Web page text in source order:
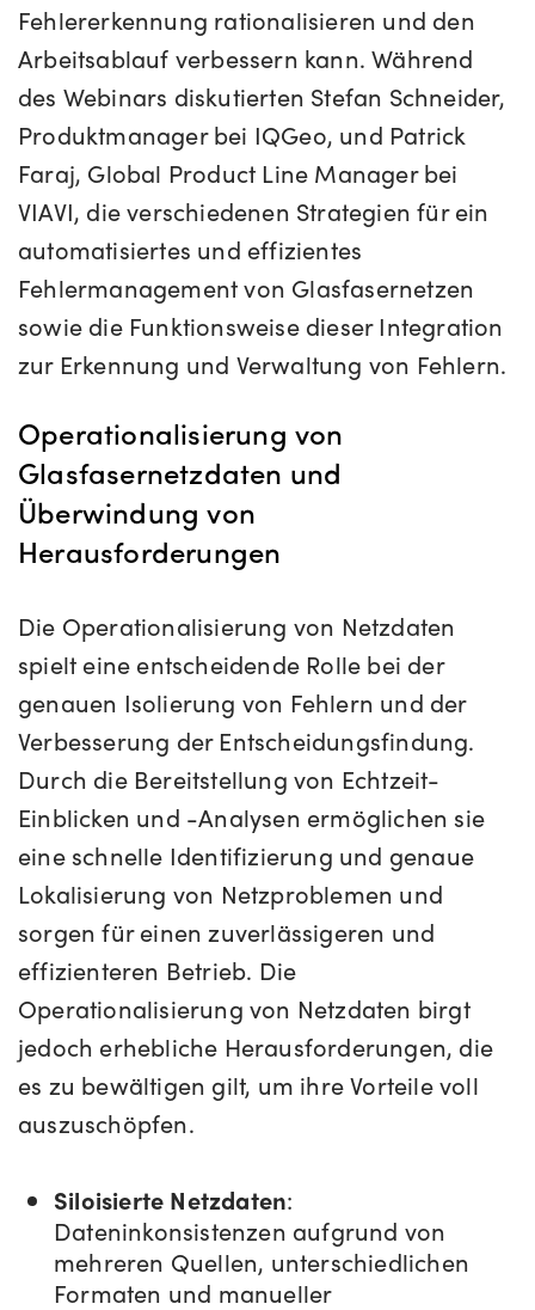
Fehlererkennung rationalisieren und den
Arbeitsablauf verbessern kann. Während
des Webinars diskutierten Stefan Schneider,
Produktmanager bei IQGeo, und Patrick
Faraj, Global Product Line Manager bei
VIAVI, die verschiedenen Strategien für ein
automatisiertes und effizientes
Fehlermanagement von Glasfasernetzen
sowie die Funktionsweise dieser Integration
zur Erkennung und Verwaltung von Fehlern.
Operationalisierung von
Glasfasernetzdaten und
Überwindung von
Herausforderungen
Die Operationalisierung von Netzdaten
spielt eine entscheidende Rolle bei der
genauen Isolierung von Fehlern und der
Verbesserung der Entscheidungsfindung.
Durch die Bereitstellung von Echtzeit-
Einblicken und -Analysen ermöglichen sie
eine schnelle Identifizierung und genaue
Lokalisierung von Netzproblemen und
sorgen für einen zuverlässigeren und
effizienteren Betrieb. Die
Operationalisierung von Netzdaten birgt
jedoch erhebliche Herausforderungen, die
es zu bewältigen gilt, um ihre Vorteile voll
auszuschöpfen.
Siloisierte Netzdaten:
Dateninkonsistenzen aufgrund von
mehreren Quellen, unterschiedlichen
Formaten und manueller